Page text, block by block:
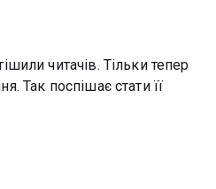
читачів. Тільки тепер
Так поспішає стати її